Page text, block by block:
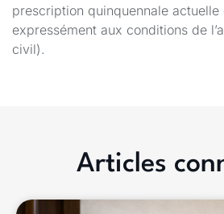
prescription quinquennale actuelle
expressément aux conditions de
civil).
Articles